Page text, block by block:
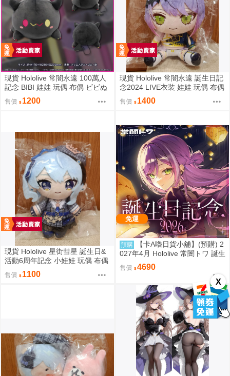
X
現貨 Hololive 常闇永遠 100萬人
記念 BIBI 娃娃 玩偶 布偶 ビビぬ
いぐるみ 常闇トワ 100万人記念
100萬
售價 1200
現貨 Hololive 常闇永遠 誕生日記
念2024 LIVE衣裝 娃娃 玩偶 布偶
常闇トワ トワ様ぬいぐるみ BY
ライブ衣装
售價 1400
現貨 Hololive 星街彗星 誕生日&
活動6周年記念 小娃娃 玩偶 布偶
吊飾 星街すいせい おでかけすい
ちゃんぬいぐるみ
售價 1100
免運
預購
【卡A嚕日貨小舖】(預購) 2
027年4月 Hololive 常闇トワ 誕生
日記念2026
售價 4690